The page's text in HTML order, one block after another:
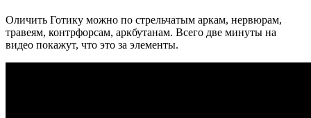
Оличить Готику можно по стрельчатым аркам, нервюрам,
травеям, контрфорсам, аркбутанам. Всего две минуты на
видео покажут, что это за элементы.